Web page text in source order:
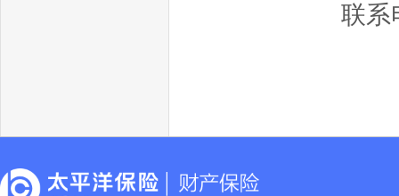
联系